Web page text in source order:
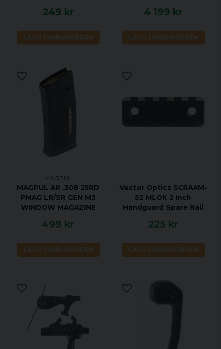
249 kr
LÄGG I VARUKORGEN
4 199 kr
LÄGG I VARUKORGEN
MAGPUL
MAGPUL AR .308 25RD
PMAG LR/SR GEN M3
WINDOW MAGAZINE
499 kr
LÄGG I VARUKORGEN
Vector Optics SCRAAM-
52 MLOK 2 Inch
Handguard Spare Rail
225 kr
LÄGG I VARUKORGEN